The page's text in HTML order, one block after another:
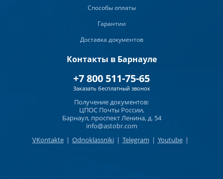
Способы оплаты
Гарантии
Доставка документов
Контакты в Барнауле
+7 800 511-75-65
Заказать бесплатный звонок
Получение документов:
ЦПОС Почты России,
Барнаул, проспект Ленина, д. 54
info@astobr.com
VKontakte | Odnoklassniki | Telegram | Youtube |